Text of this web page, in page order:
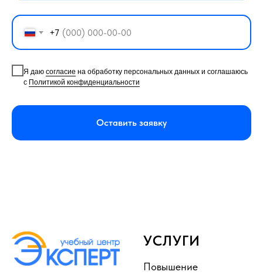
+7
Я даю согласие на обработку персональных данных и соглашаюсь
с Политикой конфиденциальности
Оставить заявку
УСЛУГИ
Повышение